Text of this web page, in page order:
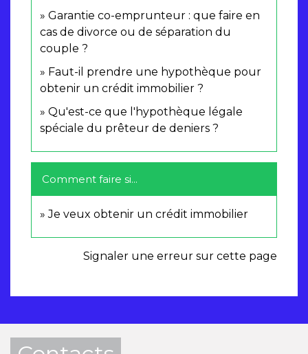
Garantie co-emprunteur : que faire en
cas de divorce ou de séparation du
couple ?
Faut-il prendre une hypothèque pour
obtenir un crédit immobilier ?
Qu'est-ce que l'hypothèque légale
spéciale du prêteur de deniers ?
Comment faire si...
Je veux obtenir un crédit immobilier
Signaler une erreur sur cette page